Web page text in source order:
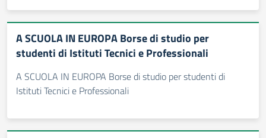
A SCUOLA IN EUROPA Borse di studio per
studenti di Istituti Tecnici e Professionali
A SCUOLA IN EUROPA Borse di studio per studenti di
Istituti Tecnici e Professionali